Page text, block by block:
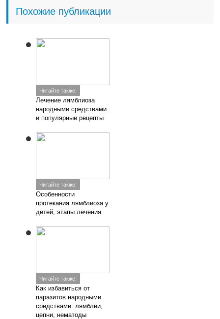
Похожие публикации
Читайте также:
Лечение лямблиоза
народными средствами
и популярные рецепты
Читайте также:
Особенности
протекания лямблиоза у
детей, этапы лечения
Читайте также:
Как избавиться от
паразитов народными
средствами: лямблии,
цепни, нематоды